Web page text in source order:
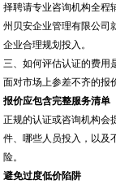
择聘请专业咨询机构全程
州贝安企业管理有限公司
企业合理规划投入。
三、如何评估认证的费用
面对市场上参差不齐的报
报价应包含完整服务清单
正规的认证或咨询机构会
件、哪些人员投入，以及
险。
避免过度低价陷阱